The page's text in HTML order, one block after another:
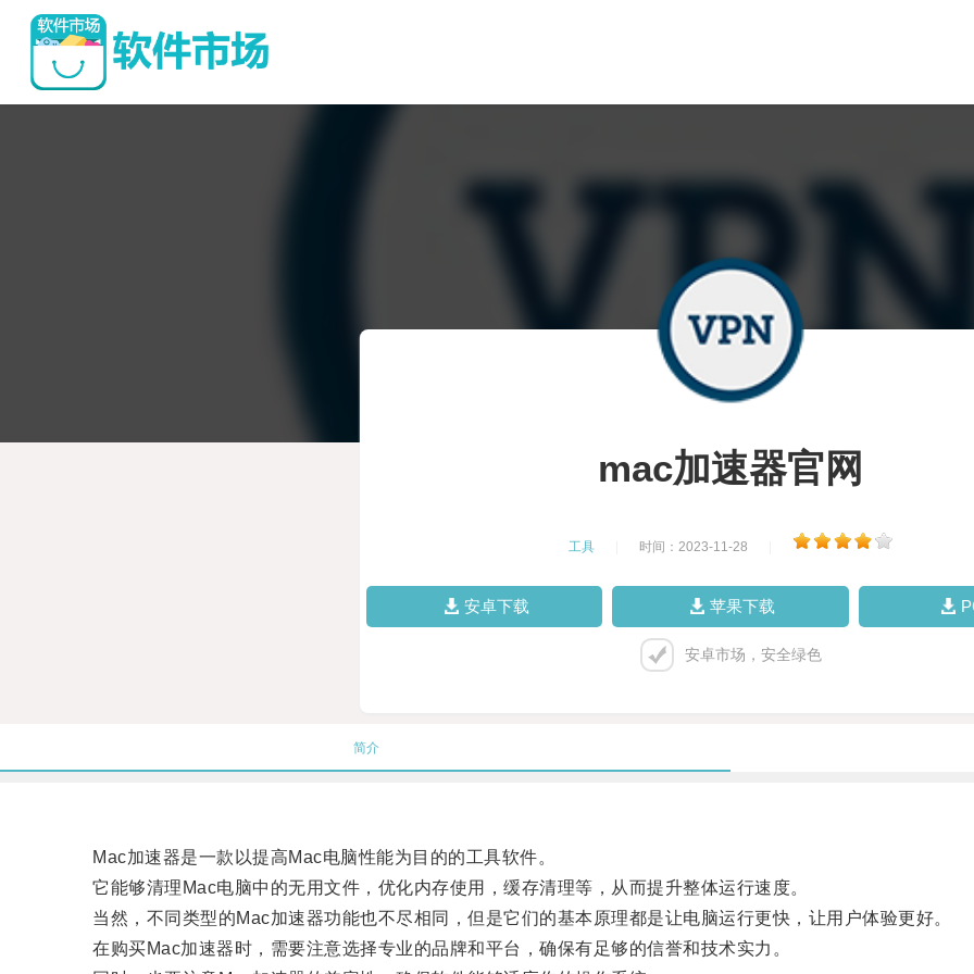
mac加速器官网
工具 时间：2023-11-28
安卓下载 苹果下载
安卓市场，安全绿色
简介
Mac加速器是一款以提高Mac电脑性能为目的的工具软件。
它能够清理Mac电脑中的无用文件，优化内存使用，缓存清理等，从而提升整体运行速度。
当然，不同类型的Mac加速器功能也不尽相同，但是它们的基本原理都是让电脑运行更快，让用户体验更好。
在购买Mac加速器时，需要注意选择专业的品牌和平台，确保有足够的信誉和技术实力。